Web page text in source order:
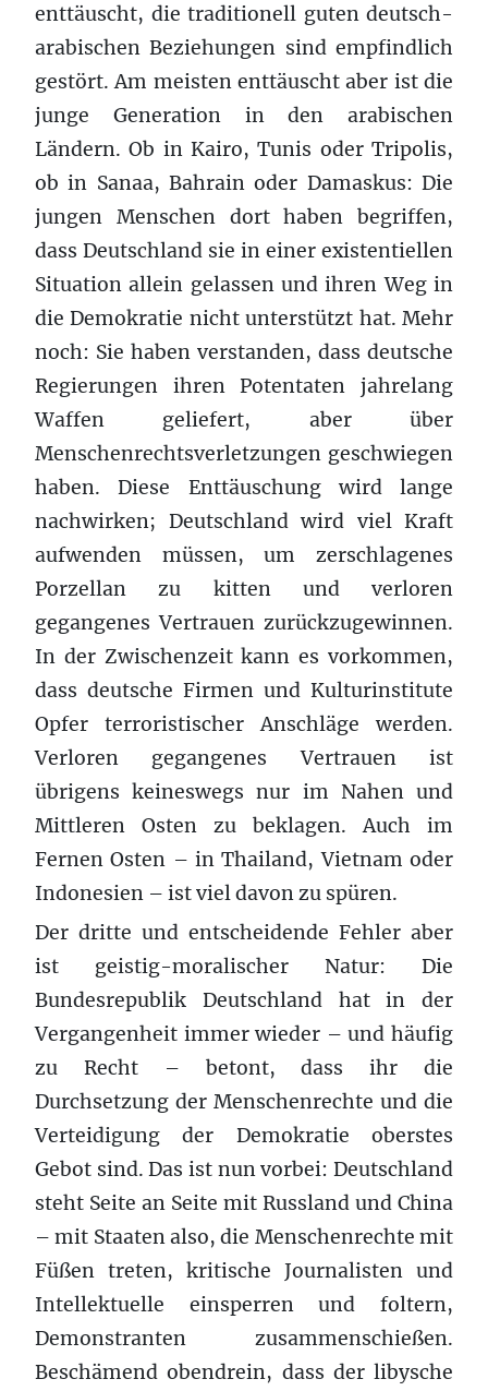
enttäuscht, die traditionell guten deutsch-
arabischen Beziehungen sind empfindlich
gestört. Am meisten enttäuscht aber ist die
junge Generation in den arabischen
Ländern. Ob in Kairo, Tunis oder Tripolis,
ob in Sanaa, Bahrain oder Damaskus: Die
jungen Menschen dort haben begriffen,
dass Deutschland sie in einer existentiellen
Situation allein gelassen und ihren Weg in
die Demokratie nicht unterstützt hat. Mehr
noch: Sie haben verstanden, dass deutsche
Regierungen ihren Potentaten jahrelang
Waffen geliefert, aber über
Menschenrechtsverletzungen geschwiegen
haben. Diese Enttäuschung wird lange
nachwirken; Deutschland wird viel Kraft
aufwenden müssen, um zerschlagenes
Porzellan zu kitten und verloren
gegangenes Vertrauen zurückzugewinnen.
In der Zwischenzeit kann es vorkommen,
dass deutsche Firmen und Kulturinstitute
Opfer terroristischer Anschläge werden.
Verloren gegangenes Vertrauen ist
übrigens keineswegs nur im Nahen und
Mittleren Osten zu beklagen. Auch im
Fernen Osten – in Thailand, Vietnam oder
Indonesien – ist viel davon zu spüren.
Der dritte und entscheidende Fehler aber
ist geistig-moralischer Natur: Die
Bundesrepublik Deutschland hat in der
Vergangenheit immer wieder – und häufig
zu Recht – betont, dass ihr die
Durchsetzung der Menschenrechte und die
Verteidigung der Demokratie oberstes
Gebot sind. Das ist nun vorbei: Deutschland
steht Seite an Seite mit Russland und China
– mit Staaten also, die Menschenrechte mit
Füßen treten, kritische Journalisten und
Intellektuelle einsperren und foltern,
Demonstranten zusammenschießen.
Beschämend obendrein, dass der libysche